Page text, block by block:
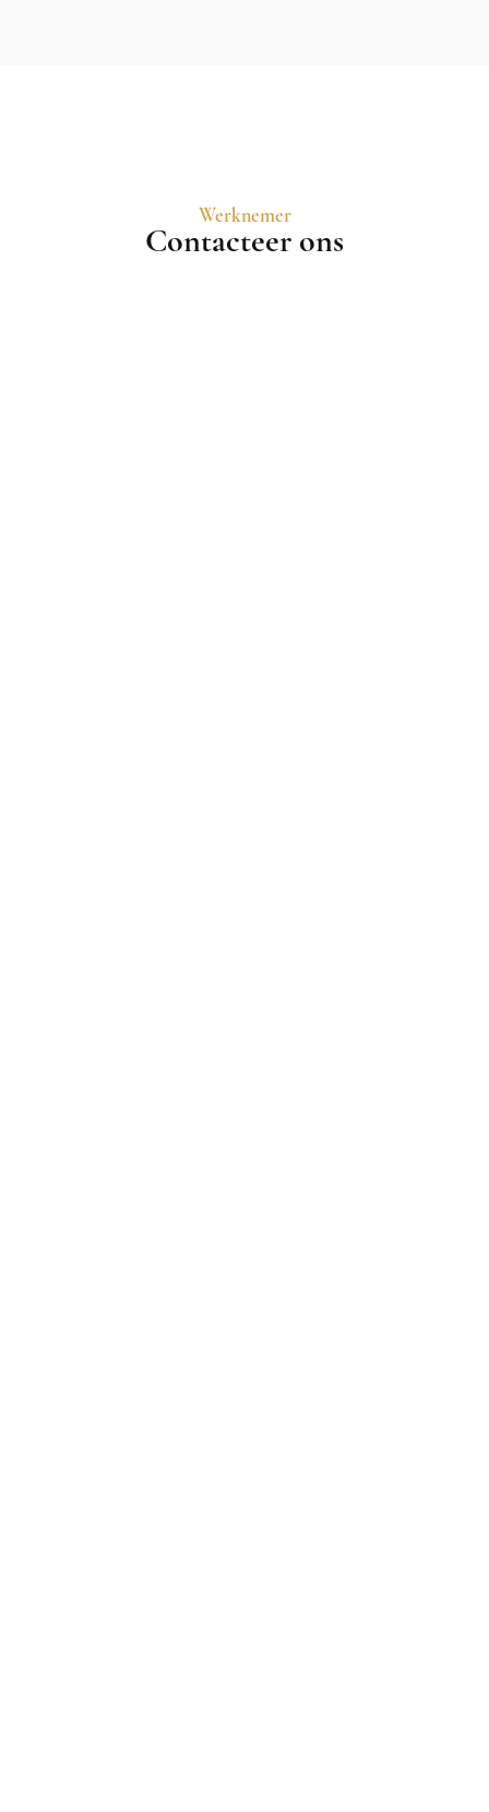
Werknemer
Contacteer ons